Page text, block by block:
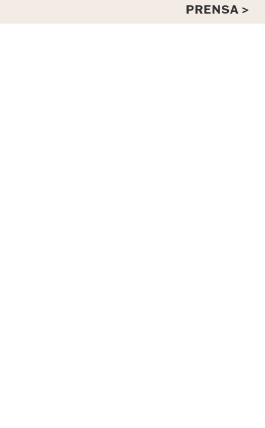
PRENSA >